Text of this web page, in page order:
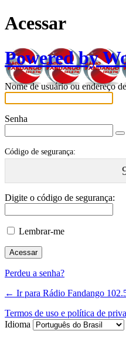
Acessar
Powered by
Nome de usuário ou endereço
Senha
Código de segurança:
Digite o código de segurança:
Lembrar-me
Perdeu a senha?
← Ir para Rádio Fandango
Termos de uso e política de
Idioma